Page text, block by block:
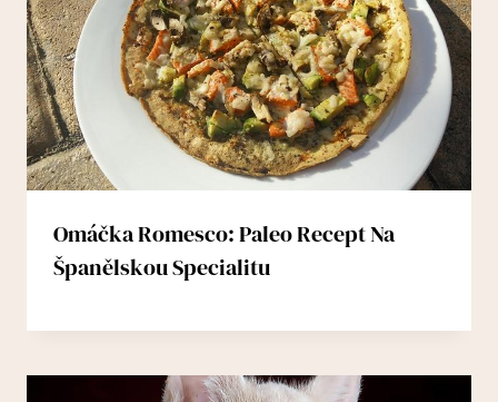
Omáčka Romesco: Paleo Recept Na
Španělskou Specialitu